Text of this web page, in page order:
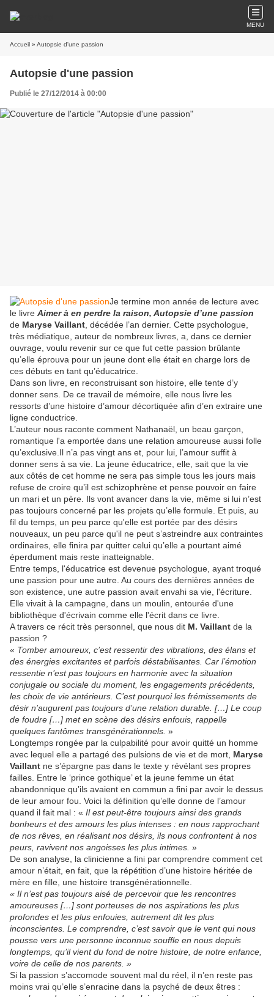
MENU
Accueil » Autopsie d'une passion
Autopsie d'une passion
Publié le 27/12/2014 à 00:00
Je termine mon année de lecture avec
le livre Aimer à en perdre la raison, Autopsie d’une passion
de Maryse Vaillant , décédée l’an dernier. Cette psychologue,
très médiatique, auteur de nombreux livres, a, dans ce dernier
ouvrage, voulu revenir sur ce que fut cette passion brûlante
qu’elle éprouva pour un jeune dont elle était en charge lors de
ces débuts en tant qu’éducatrice.
Dans son livre, en reconstruisant son histoire, elle tente d’y
donner sens. De ce travail de mémoire, elle nous livre les
ressorts d’une histoire d’amour décortiquée afin d’en extraire une
ligne conductrice.
L’auteur nous raconte comment Nathanaël, un beau garçon,
romantique l'a emportée dans une relation amoureuse aussi folle
qu’exclusive.Il n’a pas vingt ans et, pour lui, l’amour suffit à
donner sens à sa vie. La jeune éducatrice, elle, sait que la vie
aux côtés de cet homme ne sera pas simple tous les jours mais
refuse de croire qu’il est schizophrène et pense pouvoir en faire
un mari et un père. Ils vont avancer dans la vie, même si lui n’est
pas toujours concerné par les projets qu’elle formule. Et puis, au
fil du temps, un peu parce qu'elle est portée par des désirs
nouveaux, un peu parce qu'il ne peut s’astreindre aux contraintes
ordinaires, elle finira par quitter celui qu’elle a pourtant aimé
éperdument mais reste inatteignable.
Entre temps, l'éducatrice est devenue psychologue, ayant troqué
une passion pour une autre. Au cours des dernières années de
son existence, une autre passion avait envahi sa vie, l'écriture.
Elle vivait à la campagne, dans un moulin, entourée d'une
bibliothèque d'écrivain comme elle l'écrit dans ce livre.
A travers ce récit très personnel, que nous dit M. Vaillant de la
passion ?
« Tomber amoureux, c’est ressentir des vibrations, des élans et
des énergies excitantes et parfois déstabilisantes. Car l’émotion
ressentie n’est pas toujours en harmonie avec la situation
conjugale ou sociale du moment, les engagements précédents,
les choix de vie antérieurs. C’est pourquoi les frémissements de
désir n’augurent pas toujours d’une relation durable. […] Le coup
de foudre […] met en scène des désirs enfouis, rappelle
quelques fantômes transgénérationnels. »
Longtemps rongée par la culpabilité pour avoir quitté un homme
avec lequel elle a partagé des pulsions de vie et de mort, Maryse
Vaillant ne s’épargne pas dans le texte y révélant ses propres
failles. Entre le ‘prince gothique’ et la jeune femme un état
abandonnique qu’ils avaient en commun a fini par avoir le dessus
de leur amour fou. Voici la définition qu’elle donne de l’amour
quand il fait mal : « Il est peut-être toujours ainsi des grands
bonheurs et des amours les plus intenses : en nous rapprochant
de nos rêves, en réalisant nos désirs, ils nous confrontent à nos
peurs, ravivent nos angoisses les plus intimes. »
De son analyse, la clinicienne a fini par comprendre comment cet
amour n’était, en fait, que la répétition d’une histoire héritée de
mère en fille, une histoire transgénérationnelle.
« Il n’est pas toujours aisé de percevoir que les rencontres
amoureuses […] sont porteuses de nos aspirations les plus
profondes et les plus enfouies, autrement dit les plus
inconscientes. Le comprendre, c’est savoir que le vent qui nous
pousse vers une personne inconnue souffle en nous depuis
longtemps, qu’il vient du fond de notre histoire, de notre enfance,
voire de celle de nos parents. »
Si la passion s’accomode souvent mal du réel, il n’en reste pas
moins vrai qu’elle s’enracine dans la psyché de deux êtres :